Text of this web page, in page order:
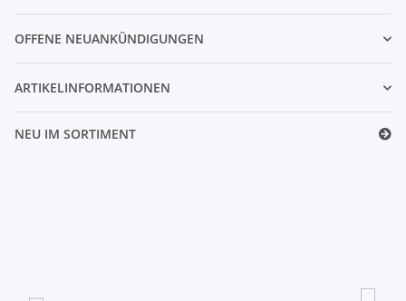
OFFENE NEUANKÜNDIGUNGEN
ARTIKELINFORMATIONEN
NEU IM SORTIMENT